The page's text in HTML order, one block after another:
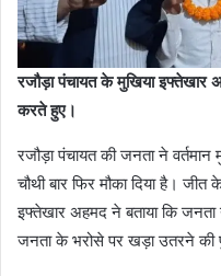
रजौड़ा पंचायत के मुखिया
करते हुए।
रजौड़ा पंचायत की जनता ने
चौथी बार फिर मौका दिया है।
इफ्तेखार अहमद ने बताया कि
जनता के भरोसे पर खड़ा उतरने की